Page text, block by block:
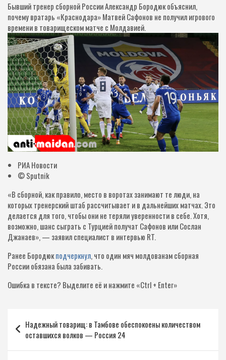
Бывший тренер сборной России Александр Бородюк объяснил,
почему вратарь «Краснодара» Матвей Сафонов не получил игрового
времени в товарищеском матче с Молдавией.
РИА Новости
© Sputnik
«В сборной, как правило, место в воротах занимают те люди, на
которых тренерский штаб рассчитывает и в дальнейших матчах. Это
делается для того, чтобы они не теряли уверенности в себе. Хотя,
возможно, шанс сыграть с Турцией получат Сафонов или Сослан
Джанаев», — заявил специалист в интервью RT.
Ранее Бородюкподчеркнул, что один мяч молдованам сборная
России обязана была забивать.
Ошибка в тексте? Выделите её и нажмите «Ctrl + Enter»
по
записям
Надежный товарищ: в Тамбове обеспокоены количеством
оставшихся волков — Россия 24